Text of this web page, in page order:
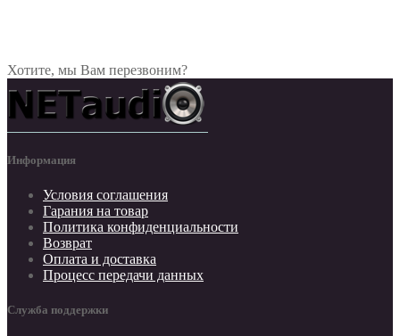
Хотите, мы Вам перезвоним?
Информация
Условия соглашения
Гарания на товар
Политика конфиденциальности
Возврат
Оплата и доставка
Процесс передачи данных
Служба поддержки